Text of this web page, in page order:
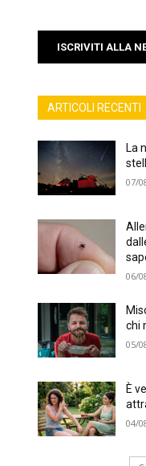
ISCRIVITI ALLA
ARTICOLI RECENTI
La
07/
06/
chi
05/
È
04/